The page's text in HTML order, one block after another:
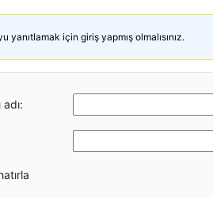
yanıtlamak için giriş yapmış olmalısınız.
adı: